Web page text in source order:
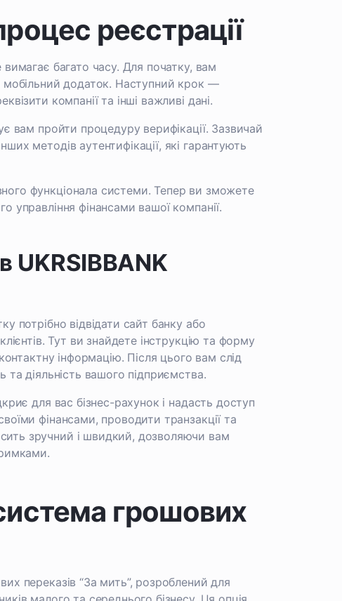
реєстрації
багато часу. Для початку, вам
мобільний додаток. Наступний крок —
компанії та інші важливі дані.
вам пройти процедуру верифікації. Зазвичай
методів аутентифікації, які гарантують
функціонала системи. Тепер ви зможете
управління фінансами вашої компанії.
UKRSIBBANK
потрібно відвідати сайт банку або
Тут ви знайдете інструкцію та форму
інформацію. Після цього вам слід
та діяльність вашого підприємства.
для вас бізнес-рахунок і надасть доступ
фінансами, проводити транзакції та
зручний і швидкий, дозволяючи вам
грошових
переказів “За мить”, розроблений для